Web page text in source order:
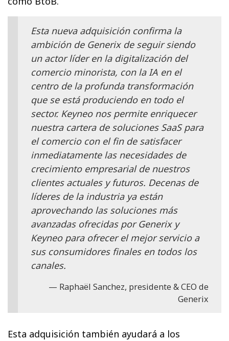
Esta nueva adquisición confirma la
ambición de Generix de seguir siendo
un actor líder en la digitalización del
comercio minorista, con la IA en el
centro de la profunda transformación
que se está produciendo en todo el
sector. Keyneo nos permite enriquecer
nuestra cartera de soluciones SaaS para
el comercio con el fin de satisfacer
inmediatamente las necesidades de
crecimiento empresarial de nuestros
clientes actuales y futuros. Decenas de
líderes de la industria ya están
aprovechando las soluciones más
avanzadas ofrecidas por Generix y
Keyneo para ofrecer el mejor servicio a
sus consumidores finales en todos los
canales.
Raphaël Sanchez, presidente & CEO de
Generix
Esta adquisición también ayudará a los